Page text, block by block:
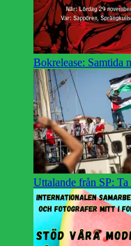
Bokrelease: Samtida
Uttalande från SP: